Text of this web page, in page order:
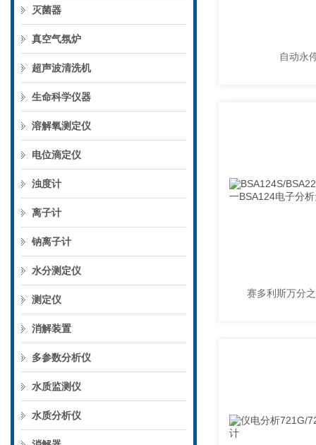
灭菌器
真空气氛炉
超声波清洗机
生命科学仪器
溶解氧测定仪
电位滴定仪
浊度计
离子计
钠离子计
水分测定仪
测定仪
消解装置
多参数分析仪
水质监测仪
水质分析仪
自动永